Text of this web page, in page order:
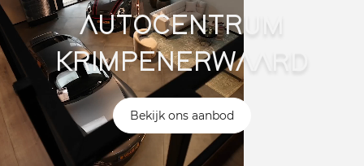
Home
Aanbod
Diensten
Over ons
Vacature
Contact
AUTOCENTRUM
KRIMPENERWAARD
Bekijk ons aanbod